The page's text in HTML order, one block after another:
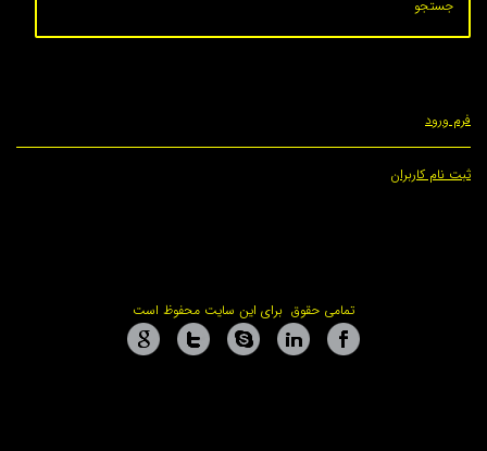
تمامی حقوق برای این سایت محفوظ است